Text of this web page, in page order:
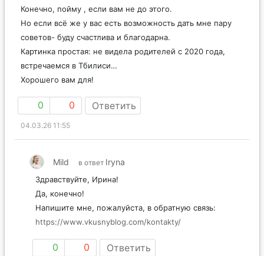
Конечно, пойму , если вам не до этого.
Но если всё же у вас есть возможность дать мне пару
советов- буду счастлива и благодарна.
Картинка простая: не видела родителей с 2020 года,
встречаемся в Тбилиси…
Хорошего вам для!
0 0 Ответить
04.03.26 11:55
Mild в ответ Iryna
Здравствуйте, Ирина!
Да, конечно!
Напишите мне, пожалуйста, в обратную связь:
https://www.vkusnyblog.com/kontakty/
0 0 Ответить